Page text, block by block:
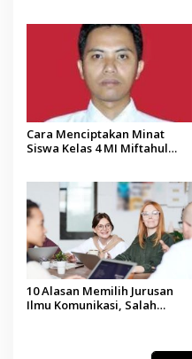
Cara Menciptakan Minat
Siswa Kelas 4 MI Miftahul
10 Alasan Memilih Jurusan
Ilmu Komunikasi, Salah